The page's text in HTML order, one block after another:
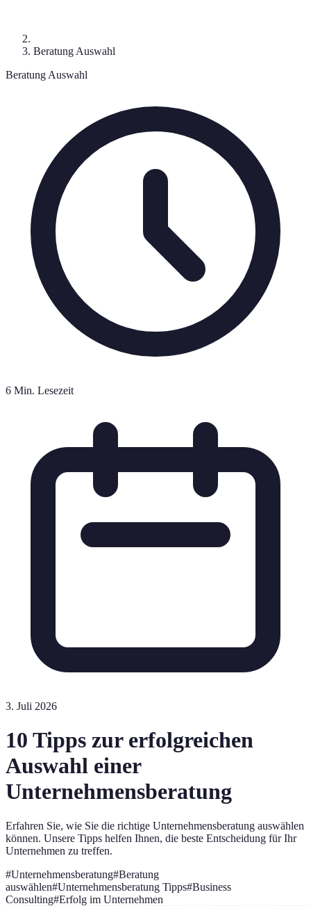
Beratung Auswahl
Beratung Auswahl
6 Min. Lesezeit
3. Juli 2026
10 Tipps zur erfolgreichen
Auswahl einer
Unternehmensberatung
Erfahren Sie, wie Sie die richtige Unternehmensberatung auswählen
können. Unsere Tipps helfen Ihnen, die beste Entscheidung für Ihr
Unternehmen zu treffen.
#Unternehmensberatung#Beratung
auswählen#Unternehmensberatung Tipps#Business
Consulting#Erfolg im Unternehmen